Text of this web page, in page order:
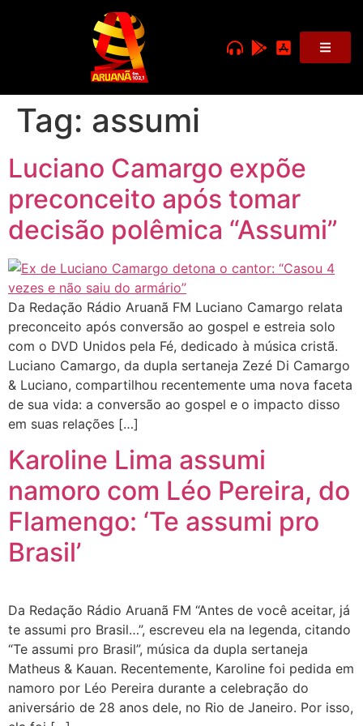
Tag: assumi
Luciano Camargo expõe
preconceito após tomar
decisão polêmica “Assumi”
Da Redação Rádio Aruanã FM Luciano Camargo relata
preconceito após conversão ao gospel e estreia solo
com o DVD Unidos pela Fé, dedicado à música cristã.
Luciano Camargo, da dupla sertaneja Zezé Di Camargo
& Luciano, compartilhou recentemente uma nova faceta
de sua vida: a conversão ao gospel e o impacto disso
em suas relações […]
Karoline Lima assumi
namoro com Léo Pereira, do
Flamengo: ‘Te assumi pro
Brasil’
Da Redação Rádio Aruanã FM “Antes de você aceitar, já
te assumi pro Brasil…”, escreveu ela na legenda, citando
“Te assumi pro Brasil”, música da dupla sertaneja
Matheus & Kauan. Recentemente, Karoline foi pedida em
namoro por Léo Pereira durante a celebração do
aniversário de 28 anos dele, no Rio de Janeiro. Por isso,